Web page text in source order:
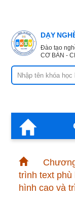
DẠY
Đào tạo
CƠ BẢN -
trình text phù
hình cao và